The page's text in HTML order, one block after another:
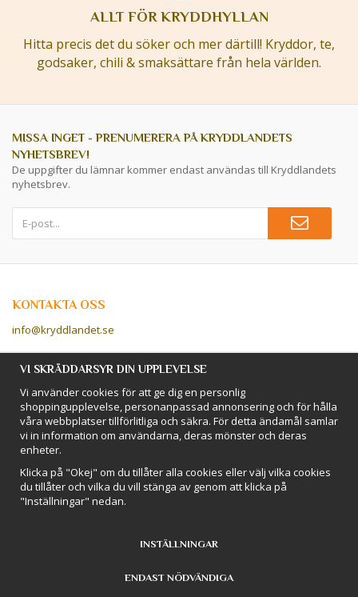
ALLT FÖR KRYDDHYLLAN
Hitta precis det du söker och mer därtill! Kryddor, te,
godsaker, chili & smaksättare från hela världen.
MISSA INGET - PRENUMERERA PÅ KRYDDLANDETS
NYHETSBREV!
De uppgifter du lämnar kommer endast användas till Kryddlandets
nyhetsbrev.
KONTAKTA OSS
info@kryddlandet.se
Följ oss på Facebook!
Följ oss på Instagram!
BETALSÄTT
Hos Kryddlandet handlar du tryggt & säkert - och betalar enkelt med
kort, Klarna eller swish!
VI SKRÄDDARSYR DIN UPPLEVELSE
Vi använder cookies för att ge dig en personlig
shoppingupplevelse, personanpassad annonsering och för hålla
våra webbplatser tillförlitliga och säkra. För detta ändamål samlar
vi in information om användarna, deras mönster och deras
enheter.
Klicka på "Okej" om du tillåter alla cookies eller välj vilka cookies
du tillåter och vilka du vill stänga av genom att klicka på
"Inställningar" nedan.
INSTÄLLNINGAR
ENDAST NÖDVÄNDIGA